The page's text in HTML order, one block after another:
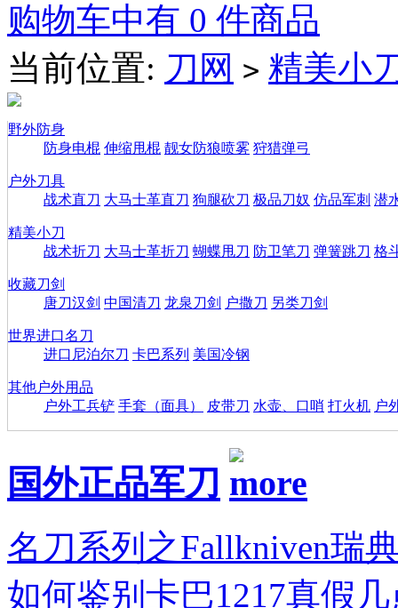
购物车中有 0 件商品
当前位置: 刀网 > 精美小
野外防身
防身电棍 伸缩甩棍 靓女防狼喷雾 狩猎弹弓
户外刀具
战术直刀 大马士革直刀 狗腿砍刀 极品刀奴 仿品军刺 潜
精美小刀
战术折刀 大马士革折刀 蝴蝶甩刀 防卫笔刀 弹簧跳刀 格
收藏刀剑
唐刀汉剑 中国清刀 龙泉刀剑 户撒刀 另类刀剑
世界进口名刀
进口尼泊尔刀 卡巴系列 美国冷钢
其他户外用品
户外工兵铲 手套（面具） 皮带刀 水壶、口哨 打火机 户
国外正品军刀
名刀系列之Fallkniven瑞
如何鉴别卡巴1217真假